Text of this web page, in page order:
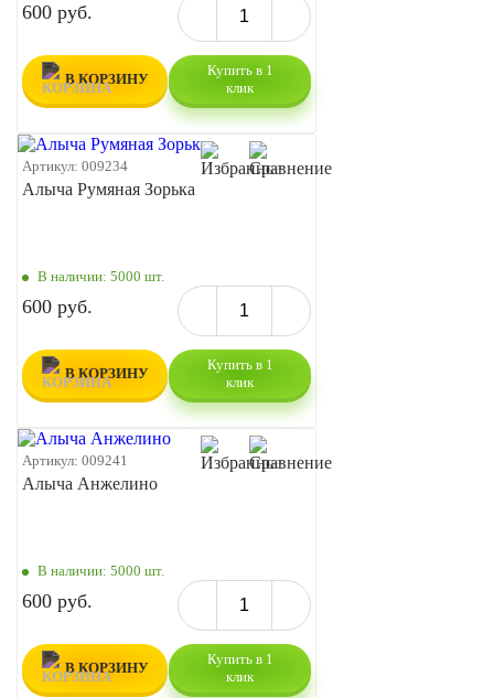
600 руб.
В КОРЗИНУ
Купить в 1
клик
Артикул: 009234
Алыча Румяная Зорька
В наличии: 5000 шт.
600 руб.
В КОРЗИНУ
Купить в 1
клик
Артикул: 009241
Алыча Анжелино
В наличии: 5000 шт.
600 руб.
В КОРЗИНУ
Купить в 1
клик